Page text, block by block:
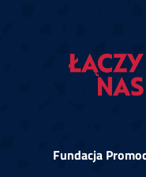
Fundacja